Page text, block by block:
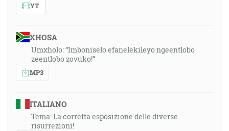
YT
XHOSA
Umxholo: “Imboniselo efanelekileyo ngeentlobo
zeentlobo zovuko!”
MP3
ITALIANO
Tema: La corretta esposizione delle diverse
risurrezioni!